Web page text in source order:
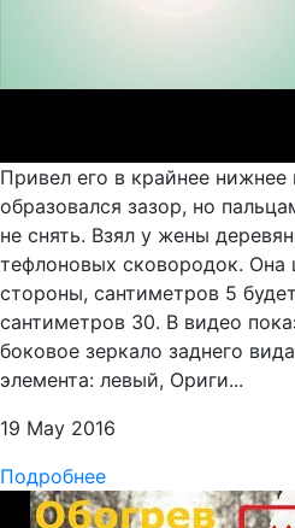
Привел его в крайнее
образовался зазор, но
не снять. Взял у жены
тефлоновых сковородок. Она
стороны, сантиметров 5
сантиметров 30. В видео
боковое зеркало заднего
элемента: левый, Ориги...
19 May 2016
Подробнее